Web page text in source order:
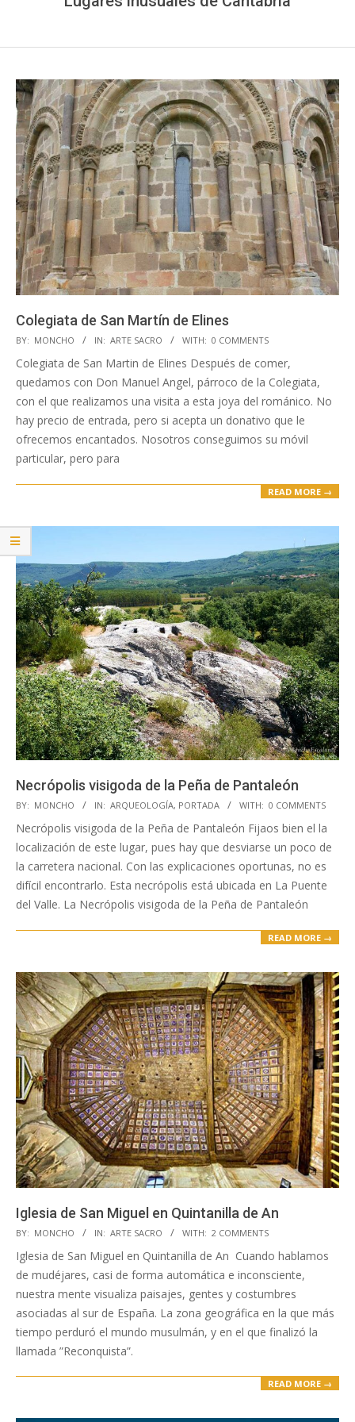
Colegiata de San Martín de Elines
2020-
04-
15
BY: MONCHO IN: ARTE SACRO WITH: 0 COMMENTS
Colegiata de San Martin de Elines Después de comer,
quedamos con Don Manuel Angel, párroco de la Colegiata,
con el que realizamos una visita a esta joya del románico. No
hay precio de entrada, pero si acepta un donativo que le
ofrecemos encantados. Nosotros conseguimos su móvil
particular, pero para
READ MORE →
Necrópolis visigoda de la Peña de Pantaleón
2020-
04-
15
BY: MONCHO IN: ARQUEOLOGÍA, PORTADA WITH: 0 COMMENTS
Necrópolis visigoda de la Peña de Pantaleón Fijaos bien el la
localización de este lugar, pues hay que desviarse un poco de
la carretera nacional. Con las explicaciones oportunas, no es
difícil encontrarlo. Esta necrópolis está ubicada en La Puente
del Valle. La Necrópolis visigoda de la Peña de Pantaleón
READ MORE →
Iglesia de San Miguel en Quintanilla de An
2020-
04-
15
BY: MONCHO IN: ARTE SACRO WITH: 2 COMMENTS
Iglesia de San Miguel en Quintanilla de An Cuando hablamos
de mudéjares, casi de forma automática e inconsciente,
nuestra mente visualiza paisajes, gentes y costumbres
asociadas al sur de España. La zona geográfica en la que más
tiempo perduró el mundo musulmán, y en el que finalizó la
llamada ”Reconquista”.
READ MORE →